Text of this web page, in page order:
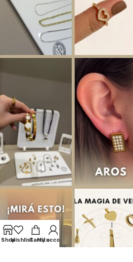
ShopWishlistCarrito
My account